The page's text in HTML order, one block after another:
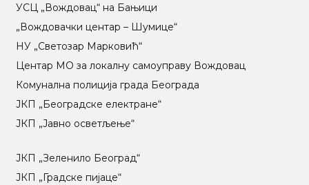
УСЦ „Вождовац“ на Бањици
„Вождовачки центар – Шумице“
НУ „Светозар Марковић“
Центар МO за локалну самоуправу Вождовац
Комунална полиција града Београда
ЈКП „Београдске електране“
ЈКП „Јавно осветљење“
ЈКП „Зеленило Београд“
ЈКП „Градске пијаце“